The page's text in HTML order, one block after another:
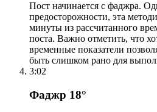
Пост начинается с фаджра.
предосторожности, эта
минуты из рассчитанного
поста. Важно отметить, что
временные показатели
быть слишком рано для
3:02
Фаджр 18°